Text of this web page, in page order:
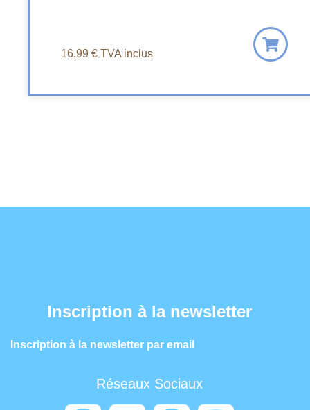
16,99 € TVA inclus
Inscription à la newsletter
Inscription à la newsletter par email
Réseaux Sociaux